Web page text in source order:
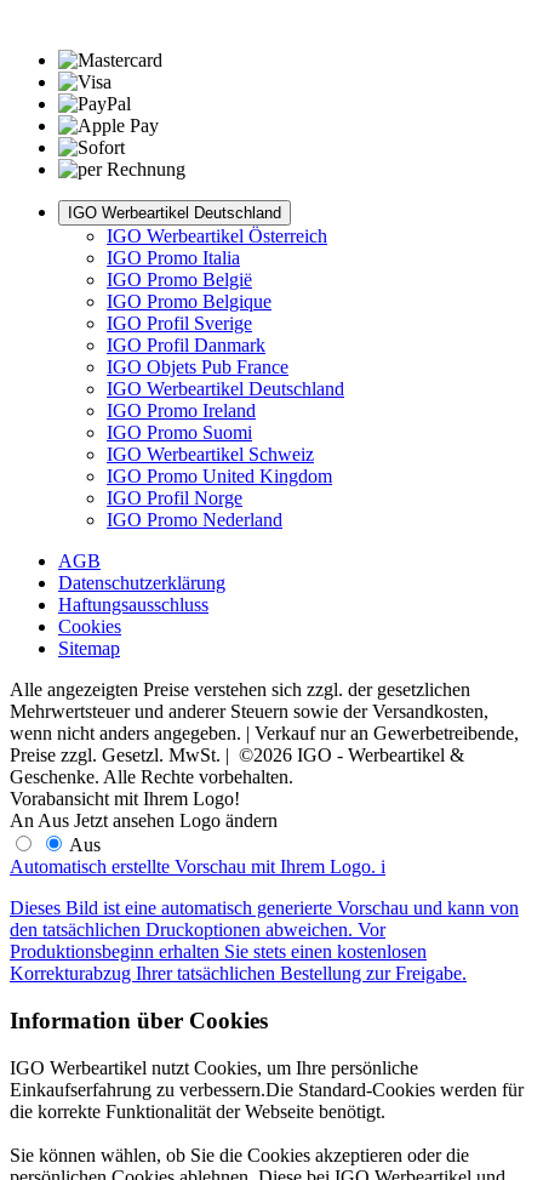
IGO Werbeartikel Deutschland
IGO Werbeartikel Österreich
IGO Promo Italia
IGO Promo België
IGO Promo Belgique
IGO Profil Sverige
IGO Profil Danmark
IGO Objets Pub France
IGO Werbeartikel Deutschland
IGO Promo Ireland
IGO Promo Suomi
IGO Werbeartikel Schweiz
IGO Promo United Kingdom
IGO Profil Norge
IGO Promo Nederland
AGB
Datenschutzerklärung
Haftungsausschluss
Cookies
Sitemap
Alle angezeigten Preise verstehen sich zzgl. der gesetzlichen
Mehrwertsteuer und anderer Steuern sowie der Versandkosten,
wenn nicht anders angegeben. | Verkauf nur an Gewerbetreibende,
Preise zzgl. Gesetzl. MwSt. | ©2026 IGO - Werbeartikel &
Geschenke. Alle Rechte vorbehalten.
Vorabansicht mit Ihrem Logo!
AnAus Jetzt ansehen Logo ändern
Aus
Automatisch erstellte Vorschau mit Ihrem Logo. i
Dieses Bild ist eine automatisch generierte Vorschau und kann von
den tatsächlichen Druckoptionen abweichen. Vor
Produktionsbeginn erhalten Sie stets einen kostenlosen
Korrekturabzug Ihrer tatsächlichen Bestellung zur Freigabe.
Information über Cookies
IGO Werbeartikel nutzt Cookies, um Ihre persönliche
Einkaufserfahrung zu verbessern.Die Standard-Cookies werden für
die korrekte Funktionalität der Webseite benötigt.
Sie können wählen, ob Sie die Cookies akzeptieren oder die